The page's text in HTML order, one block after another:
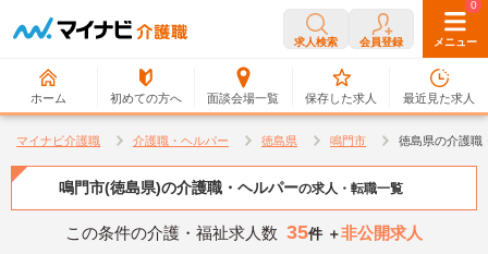
求人検索 会員登録 メニュー
ホーム 初めての方へ 面談会場一覧
0
保存した求人
0
最近見た求人
マイナビ介護職 介護職・ヘルパー 徳島県 鳴門市 徳島県の介護職
鳴門市(徳島県)の介護職・ヘルパーの求人・転職一覧
この条件の介護・福祉求人数 35件 ＋非公開求人